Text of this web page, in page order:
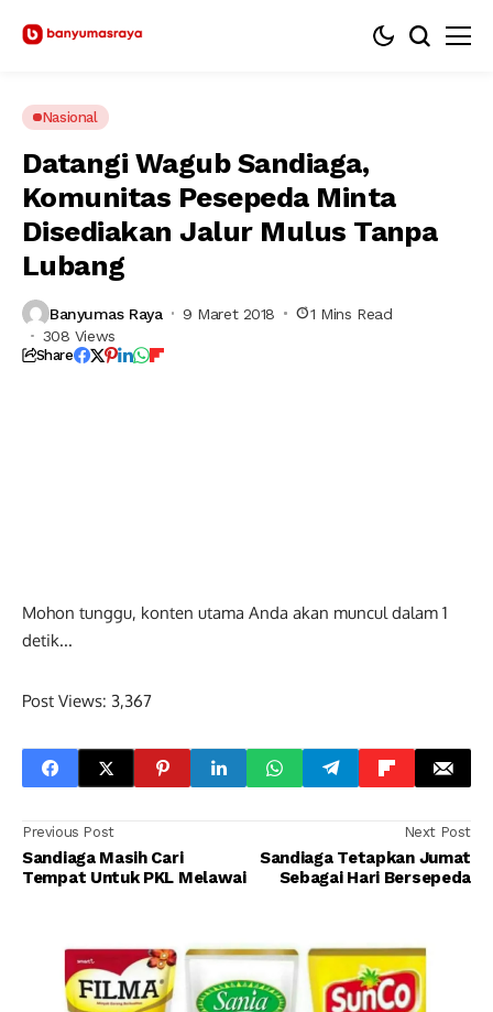
Nasional
Datangi Wagub Sandiaga,
Komunitas Pesepeda Minta
Disediakan Jalur Mulus Tanpa
Lubang
Banyumas Raya 9 Maret 2018
1 Mins Read
308 Views
Share
Mohon tunggu, konten utama Anda akan muncul dalam 0
detik...
Post Views: 3,367
Previous Post
Sandiaga Masih Cari
Tempat Untuk PKL Melawai
Next Post
Sandiaga Tetapkan Jumat
Sebagai Hari Bersepeda